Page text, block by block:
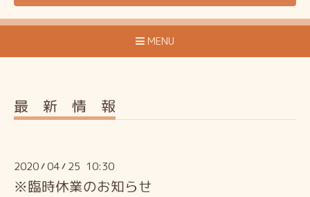
MENU
最 新 情 報
2020/04/ 25 10:30
※臨時休業のお知らせ